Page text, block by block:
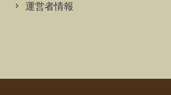
運営者情報